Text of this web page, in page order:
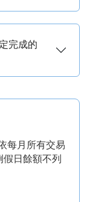
完成的
每月所有交易
假日餘額不列